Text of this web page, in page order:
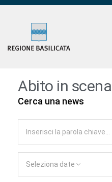
Abito in scena
Cerca una news
Seleziona date